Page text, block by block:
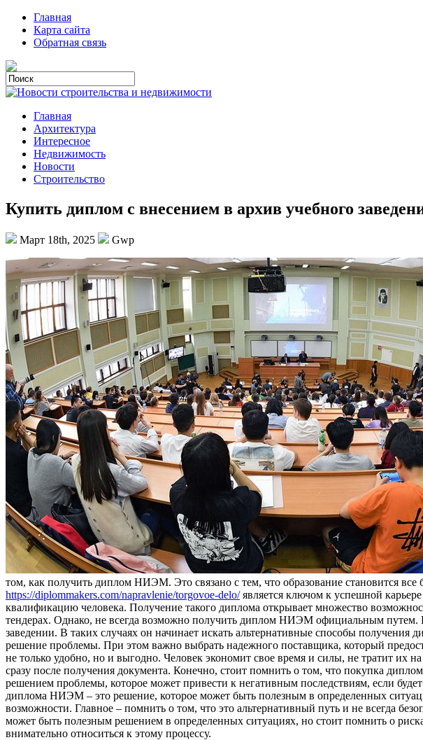
Главная
Карта сайта
Обратная связь
Главная
Архитектура
Интересное
Недвижимость
Новости
Строительство
Купить диплом с внесением в архив учебного
Март 18th, 2025 Gwp
том, как получить диплом НИЭМ. Это связано с тем, что образование становится
https://diplommakers.com/napravlenie/torgovoe-delo/является ключом к успешной
квалификацию человека. Получение такого диплома открывает множество
тендерах. Однако, не всегда возможно получить диплом НИЭМ официальным путем.
заведении. В таких случаях он начинает искать альтернативные способы
решение проблемы. При этом важно выбрать надежного поставщика, который
не только удобно, но и выгодно. Человек экономит свое время и силы, не тратит их
сразу после получения документа. Конечно, стоит помнить о том, что покупка
решением проблемы, которое может привести к негативным последствиям, если
диплома НИЭМ – это решение, которое может быть полезным в определенных
возможности. Главное – помнить о том, что это альтернативный путь и не всегда
может быть полезным решением в определенных ситуациях, но стоит помнить о
внимательно относиться к этому процессу.